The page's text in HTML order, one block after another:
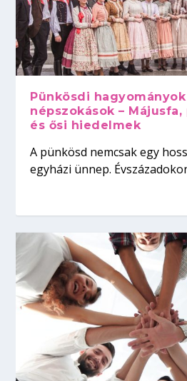
Pünkösdi
népszokások –
és ősi hiedelmek
A pünkösd nemcsak egy
egyházi ünnep.